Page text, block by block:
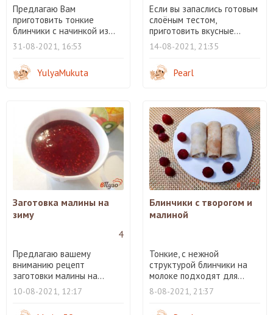
Предлагаю Вам
приготовить тонкие
блинчики с начинкой из...
31-08-2021, 16:53
YulyaMukuta
Если вы запаслись готовым
слоёным тестом,
приготовить вкусные...
14-08-2021, 21:35
Pearl
Заготовка малины на
зиму
4
Предлагаю вашему
вниманию рецепт
заготовки малины на...
10-08-2021, 12:17
Блинчики с творогом и
малиной
Тонкие, с нежной
структурой блинчики на
молоке подходят для...
8-08-2021, 21:37